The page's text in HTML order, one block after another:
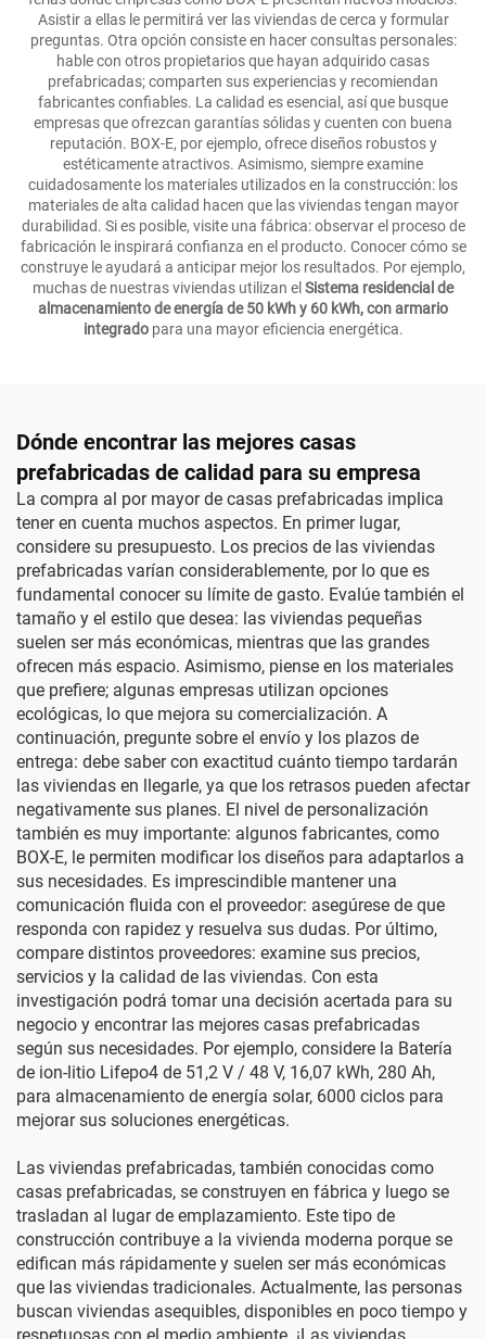
Asistir a ellas le permitirá ver las viviendas de cerca y formular
preguntas. Otra opción consiste en hacer consultas personales:
hable con otros propietarios que hayan adquirido casas
prefabricadas; comparten sus experiencias y recomiendan
fabricantes confiables. La calidad es esencial, así que busque
empresas que ofrezcan garantías sólidas y cuenten con buena
reputación. BOX-E, por ejemplo, ofrece diseños robustos y
estéticamente atractivos. Asimismo, siempre examine
cuidadosamente los materiales utilizados en la construcción: los
materiales de alta calidad hacen que las viviendas tengan mayor
durabilidad. Si es posible, visite una fábrica: observar el proceso de
fabricación le inspirará confianza en el producto. Conocer cómo se
construye le ayudará a anticipar mejor los resultados. Por ejemplo,
muchas de nuestras viviendas utilizan el Sistema residencial de
almacenamiento de energía de 50 kWh y 60 kWh, con armario
integrado para una mayor eficiencia energética.
Dónde encontrar las mejores casas
prefabricadas de calidad para su empresa
La compra al por mayor de casas prefabricadas implica
tener en cuenta muchos aspectos. En primer lugar,
considere su presupuesto. Los precios de las viviendas
prefabricadas varían considerablemente, por lo que es
fundamental conocer su límite de gasto. Evalúe también el
tamaño y el estilo que desea: las viviendas pequeñas
suelen ser más económicas, mientras que las grandes
ofrecen más espacio. Asimismo, piense en los materiales
que prefiere; algunas empresas utilizan opciones
ecológicas, lo que mejora su comercialización. A
continuación, pregunte sobre el envío y los plazos de
entrega: debe saber con exactitud cuánto tiempo tardarán
las viviendas en llegarle, ya que los retrasos pueden afectar
negativamente sus planes. El nivel de personalización
también es muy importante: algunos fabricantes, como
BOX-E, le permiten modificar los diseños para adaptarlos a
sus necesidades. Es imprescindible mantener una
comunicación fluida con el proveedor: asegúrese de que
responda con rapidez y resuelva sus dudas. Por último,
compare distintos proveedores: examine sus precios,
servicios y la calidad de las viviendas. Con esta
investigación podrá tomar una decisión acertada para su
negocio y encontrar las mejores casas prefabricadas
según sus necesidades. Por ejemplo, considere la Batería
de ion-litio Lifepo4 de 51,2 V / 48 V, 16,07 kWh, 280 Ah,
para almacenamiento de energía solar, 6000 ciclos para
mejorar sus soluciones energéticas.
Las viviendas prefabricadas, también conocidas como
casas prefabricadas, se construyen en fábrica y luego se
trasladan al lugar de emplazamiento. Este tipo de
construcción contribuye a la vivienda moderna porque se
edifican más rápidamente y suelen ser más económicas
que las viviendas tradicionales. Actualmente, las personas
buscan viviendas asequibles, disponibles en poco tiempo y